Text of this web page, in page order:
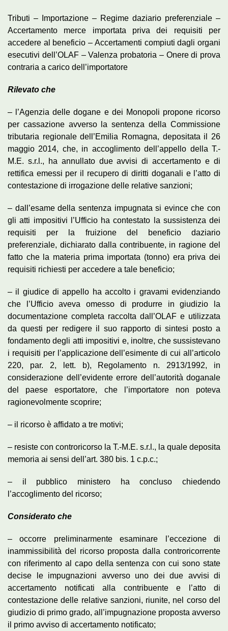
Tributi – Importazione – Regime daziario preferenziale –
Accertamento merce importata priva dei requisiti per
accedere al beneficio – Accertamenti compiuti dagli organi
esecutivi dell’OLAF – Valenza probatoria – Onere di prova
contraria a carico dell’importatore
Rilevato che
– l’Agenzia delle dogane e dei Monopoli propone ricorso
per cassazione avverso la sentenza della Commissione
tributaria regionale dell’Emilia Romagna, depositata il 26
maggio 2014, che, in accoglimento dell’appello della T.-
M.E. s.r.l., ha annullato due avvisi di accertamento e di
rettifica emessi per il recupero di diritti doganali e l’atto di
contestazione di irrogazione delle relative sanzioni;
– dall’esame della sentenza impugnata si evince che con
gli atti impositivi l’Ufficio ha contestato la sussistenza dei
requisiti per la fruizione del beneficio daziario
preferenziale, dichiarato dalla contribuente, in ragione del
fatto che la materia prima importata (tonno) era priva dei
requisiti richiesti per accedere a tale beneficio;
– il giudice di appello ha accolto i gravami evidenziando
che l’Ufficio aveva omesso di produrre in giudizio la
documentazione completa raccolta dall’OLAF e utilizzata
da questi per redigere il suo rapporto di sintesi posto a
fondamento degli atti impositivi e, inoltre, che sussistevano
i requisiti per l’applicazione dell’esimente di cui all’articolo
220, par. 2, lett. b), Regolamento n. 2913/1992, in
considerazione dell’evidente errore dell’autorità doganale
del paese esportatore, che l’importatore non poteva
ragionevolmente scoprire;
– il ricorso è affidato a tre motivi;
– resiste con controricorso la T.-M.E. s.r.l., la quale deposita
memoria ai sensi dell’art. 380 bis. 1 c.p.c.;
– il pubblico ministero ha concluso chiedendo
l’accoglimento del ricorso;
Considerato che
– occorre preliminarmente esaminare l’eccezione di
inammissibilità del ricorso proposta dalla controricorrente
con riferimento al capo della sentenza con cui sono state
decise le impugnazioni avverso uno dei due avvisi di
accertamento notificati alla contribuente e l’atto di
contestazione delle relative sanzioni, riunite, nel corso del
giudizio di primo grado, all’impugnazione proposta avverso
il primo avviso di accertamento notificato;